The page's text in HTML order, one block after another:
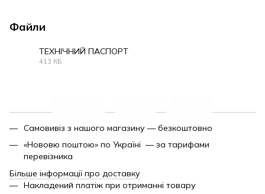
Файли
ТЕХНІЧНИЙ ПАСПОРТ
413 КБ
Самовивіз з нашого магазину — безкоштовно
«Нововю поштою» по Україні — за тарифами
перевізника
Більше інформації про доставку
Накладений платіж при отриманні товару